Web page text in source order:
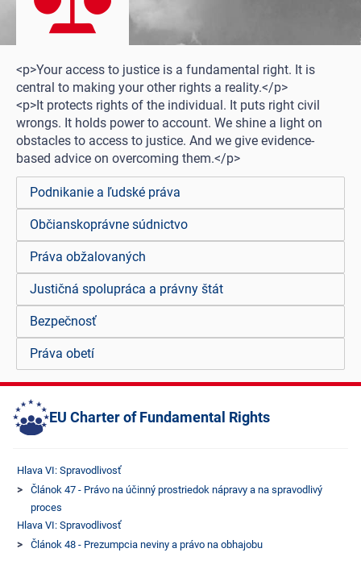
<p>Your access to justice is a fundamental right. It is
central to making your other rights a reality.</p>
<p>It protects rights of the individual. It puts right civil
wrongs. It holds power to account. We shine a light on
obstacles to access to justice. And we give evidence-
based advice on overcoming them.</p>
Podnikanie a ľudské práva
Občianskoprávne súdnictvo
Práva obžalovaných
Justičná spolupráca a právny štát
Bezpečnosť
Práva obetí
EU Charter of Fundamental Rights
Hlava VI: Spravodlivosť
Článok 47 - Právo na účinný prostriedok nápravy a na spravodlivý
proces
Hlava VI: Spravodlivosť
Článok 48 - Prezumpcia neviny a právo na obhajobu